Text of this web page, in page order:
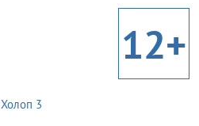
12+
Холоп 3